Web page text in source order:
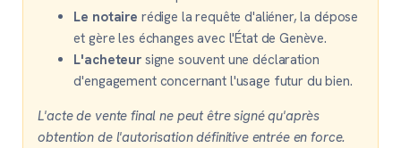
Le notaire rédige la requête d'aliéner, la dépose
et gère les échanges avec l'État de Genève.
L'acheteursigne souvent une déclaration
d'engagement concernant l'usage futur du bien.
L'acte de vente final ne peut être signé qu'après
obtention de l'autorisation définitive entrée en force.